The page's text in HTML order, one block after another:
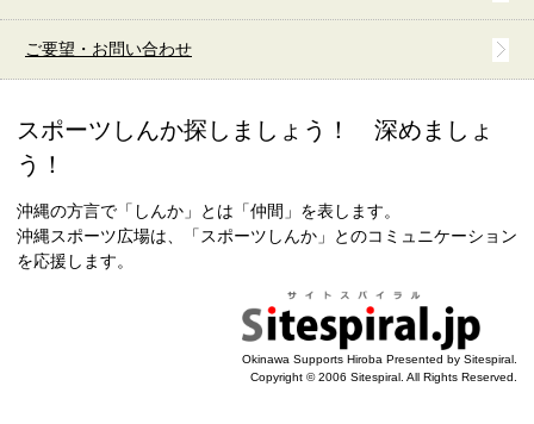
ご要望・お問い合わせ
スポーツしんか探しましょう！ 深めましょ
う！
沖縄の方言で「しんか」とは「仲間」を表します。
沖縄スポーツ広場は、「スポーツしんか」とのコミュニケーション
を応援します。
Okinawa Supports Hiroba Presented by Sitespiral.
Copyright © 2006 Sitespiral. All Rights Reserved.